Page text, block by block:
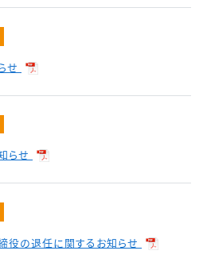
せ
らせ
役の退任に関するお知らせ